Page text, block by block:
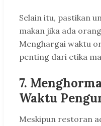
Selain itu, pastikan
makan jika ada
Menghargai waktu
penting dari etika
7.
Waktu
Meskipun restoran